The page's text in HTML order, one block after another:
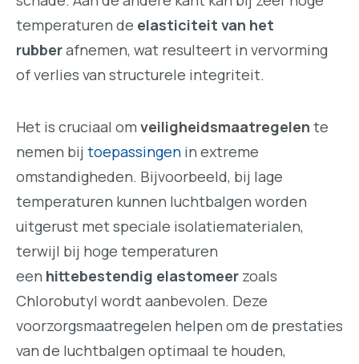
temperaturen de elasticiteit van het
rubberafnemen, wat resulteert in vervorming
of verlies van structurele integriteit.
Het is cruciaal om veiligheidsmaatregelen te
nemen bij toepassingen in extreme
omstandigheden. Bijvoorbeeld, bij lage
temperaturen kunnen luchtbalgen worden
uitgerust met speciale isolatiematerialen,
terwijl bij hoge temperaturen
een hittebestendig elastomeer zoals
Chlorobutyl wordt aanbevolen. Deze
voorzorgsmaatregelen helpen om de prestaties
van de luchtbalgen optimaal te houden,